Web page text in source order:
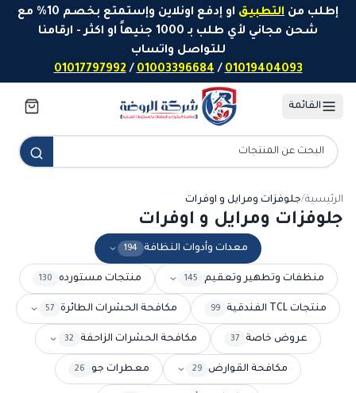
تخطَّ إلى المحتوى
إطلب من التطبيق
او إدفع اونلاين وإستمتع بخصم 10% مع
شحن مجاني لأي طلب بـ 1000 جنيهاً او اكثر - ارقامنا
للتواصل واتساب
01019404093
/
01003396684
/
01017797992
القائمة
الرئيسية/جلوفزات ومرايل و اوفرات
جلوفزات ومرايل و اوفرات
معدات وأدوات النظافة 194
منظفات وتطهير وتعقيم 145 منتجات مستورده 130
منتجات TCL الفندقية 99 مكافحة الحشرات الطائرة 57
عروض خاصة 37 مكافحة الحشرات الزاحفة 32
مكافحة القوارض 29 معطرات جو 26